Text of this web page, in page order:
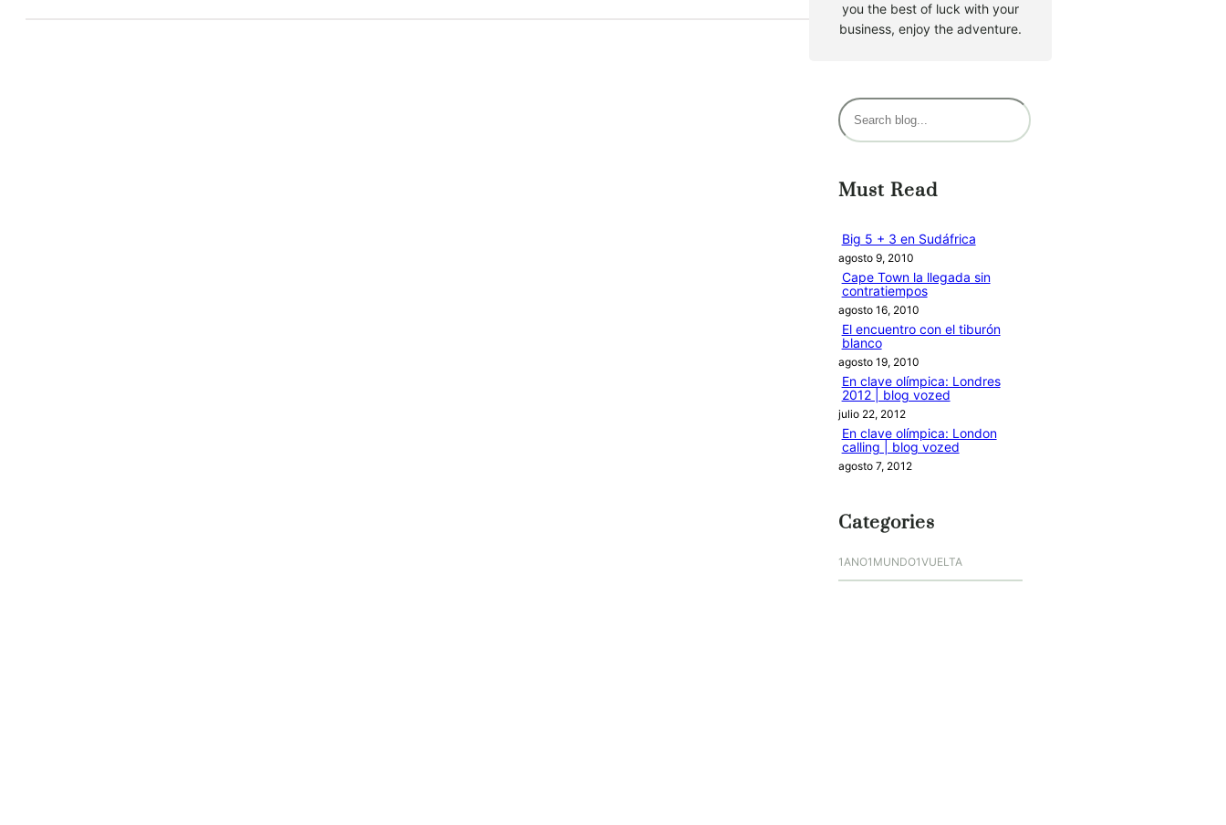
you the best of luck with your
business, enjoy the adventure.
B
u
c
r
Must Read
Big 5 + 3 en Sudáfrica
agosto 9, 2010
Cape Town la llegada sin
contratiempos
agosto 16, 2010
El encuentro con el tiburón
blanco
agosto 19, 2010
En clave olímpica: Londres
2012 | blog vozed
julio 22, 2012
En clave olímpica: London
calling | blog vozed
agosto 7, 2012
Categories
1ANO1MUNDO1VUELTA